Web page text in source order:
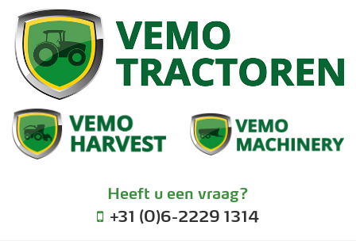
Heeft u een vraag?
+31 (0)6-2229 1314